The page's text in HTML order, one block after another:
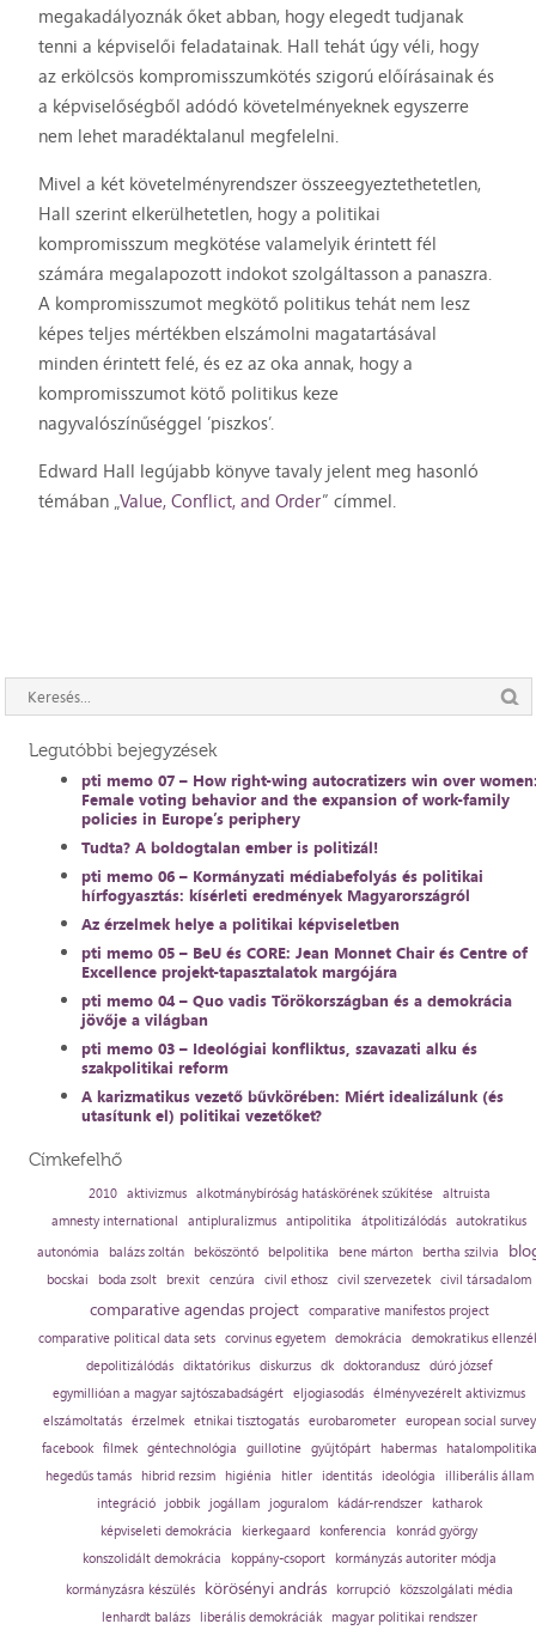
megakadályoznák őket abban, hogy elegedt tudjanak
tenni a képviselői feladatainak. Hall tehát úgy véli, hogy
az erkölcsös kompromisszumkötés szigorú előírásainak és
a képviselőségből adódó követelményeknek egyszerre
nem lehet maradéktalanul megfelelni.
Mivel a két követelményrendszer összeegyeztethetetlen,
Hall szerint elkerülhetetlen, hogy a politikai
kompromisszum megkötése valamelyik érintett fél
számára megalapozott indokot szolgáltasson a panaszra.
A kompromisszumot megkötő politikus tehát nem lesz
képes teljes mértékben elszámolni magatartásával
minden érintett felé, és ez az oka annak, hogy a
kompromisszumot kötő politikus keze
nagyvalószínűséggel ’piszkos’.
Edward Hall legújabb könyve tavaly jelent meg hasonló
témában „Value, Conflict, and Order” címmel.
Legutóbbi bejegyzések
pti memo 07 – How right-wing autocratizers win over
Female voting behavior and the expansion of work-family
policies in Europe’s periphery
Tudta? A boldogtalan ember is politizál!
pti memo 06 – Kormányzati médiabefolyás és politikai
hírfogyasztás: kísérleti eredmények Magyarországról
Az érzelmek helye a politikai képviseletben
pti memo 05 – BeU és CORE: Jean Monnet Chair és Centre of
Excellence projekt-tapasztalatok margójára
pti memo 04 – Quo vadis Törökországban és a demokrácia
jövője a világban
pti memo 03 – Ideológiai konfliktus, szavazati alku és
szakpolitikai reform
A karizmatikus vezető bűvkörében: Miért idealizálunk (és
utasítunk el) politikai vezetőket?
Címkefelhő
2010 aktivizmus alkotmánybíróság hatáskörének szűkítése
altruista
amnesty international
antipluralizmus antipolitika átpolitizálódás autokratikus
autonómia
balázs zoltán beköszöntő belpolitika bene márton bertha szilvia
bocskai boda zsolt brexit cenzúra civil ethosz civil szervezetek civil társadalom
comparative agendas project
comparative manifestos project
comparative political data sets corvinus egyetem demokrácia
demokratikus
depolitizálódás diktatórikus diskurzus dk doktorandusz dúró józsef
egymillióan a magyar sajtószabadságért eljogiasodás élményvezérelt aktivizmus
elszámoltatás
érzelmek etnikai tisztogatás eurobarometer
european social survey
facebook
filmek géntechnológia guillotine gyűjtőpárt habermas
hatalompolitika
hegedűs tamás
hibrid rezsim higiénia hitler identitás ideológia
illiberális állam
integráció
jobbik jogállam joguralom kádár-rendszer
katharok
képviseleti demokrácia
kierkegaard konferencia
konrád györgy
konszolidált demokrácia
koppány-csoport
kormányzás autoriter módja
kormányzásra készülés
körösényi andrás korrupció
közszolgálati média
lenhardt balázs
liberális demokráciák
magyar politikai rendszer